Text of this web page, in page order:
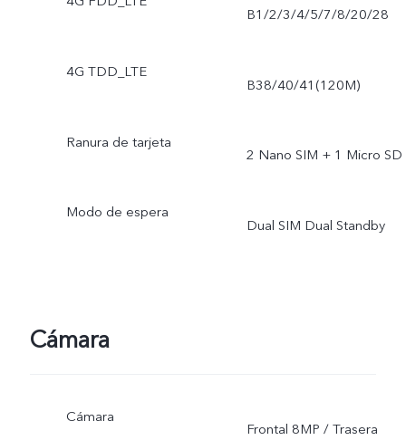
B1/2/3/4/5/7/8/20/28
4G TDD_LTE
B38/40/41(120M)
Ranura de tarjeta
2 Nano SIM + 1 Micro SD
Modo de espera
Dual SIM Dual Standby
Cámara
Cámara
Frontal 8MP / Trasera